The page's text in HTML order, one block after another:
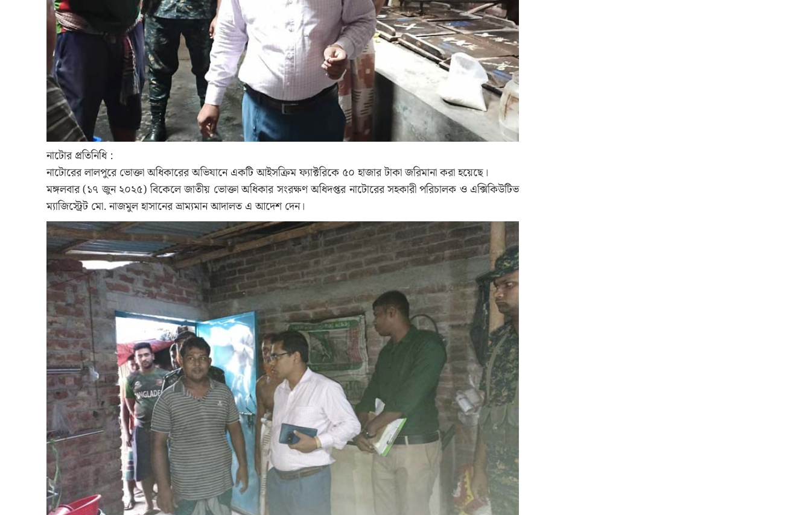
নাটোর প্রতিনিধি :
নাটোরের লালপুরে ভোক্তা অধিকারের অভিযানে একটি আইসক্রিম ফ্যাক্টরিকে ৫০ হাজার টাকা জরিমানা করা হয়েছে।
মঙ্গলবার (১৭ জুন ২০২৫) বিকেলে জাতীয় ভোক্তা অধিকার সংরক্ষণ অধিদপ্তর নাটোরের সহকারী পরিচালক ও এক্সিকিউটিভ
ম্যাজিস্ট্রেট মো. নাজমুল হাসানের ভ্রাম্যমান আদালত এ আদেশ দেন।